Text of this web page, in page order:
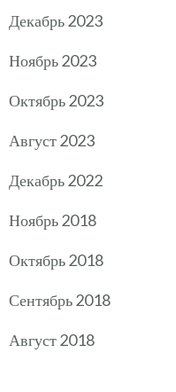
Декабрь 2023
Ноябрь 2023
Октябрь 2023
Август 2023
Декабрь 2022
Ноябрь 2018
Октябрь 2018
Сентябрь 2018
Август 2018